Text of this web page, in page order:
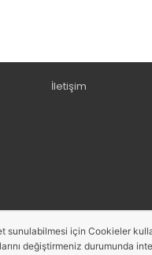
İletişim
Bu
sunulabilmesi için Cookieler
değiştirmeniz durumunda